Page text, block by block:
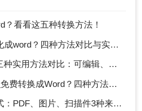
？看看这五种转换方法！
四种方法对比与实操指南（附详细表格）
法对比：可编辑、保格式、避风险！
？四种方法对比与实操指南（附详细表格）!
、图片、扫描件3种来源分别怎么处理！